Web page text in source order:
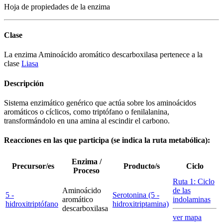
Hoja de propiedades de la enzima
Clase
La enzima Aminoácido aromático descarboxilasa pertenece a la
clase Liasa
Descripción
Sistema enzimático genérico que actúa sobre los aminoácidos
aromáticos o cíclicos, como triptófano o fenilalanina,
transformándolo en una amina al escindir el carbono.
Reacciones en las que participa (se indica la ruta metabólica):
Precursor/es
Enzima /
Proceso
Producto/s Ciclo
5 -
hidroxitriptófano
Aminoácido
aromático
descarboxilasa
Serotonina (5 -
hidroxitriptamina)
Ruta 1: Ciclo
de las
indolaminas
ver mapa